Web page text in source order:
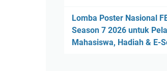
Lomba Poster Nasional
Season 7 2026 untuk
Mahasiswa, Hadiah & E-